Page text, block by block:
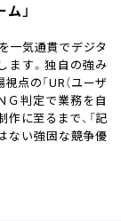
」
一気通貫でデジタ
ます。独自の強み
点の「UR（ユーザ
Ｇ判定で業務を自
に至るまで、「記
ない強固な競争優